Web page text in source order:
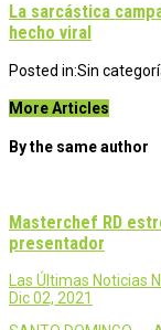
La sarcástica
hecho viral
Posted in:Sin
More Articles
By the same author
Masterchef RD
presentador
Las Últimas Noticias
Dic 02, 2021